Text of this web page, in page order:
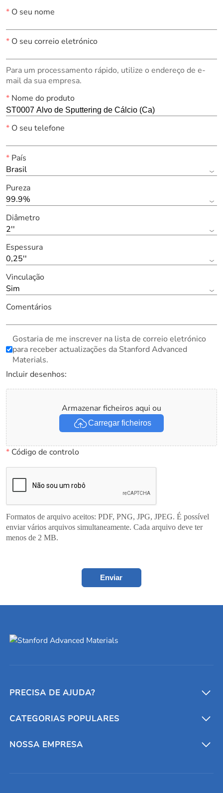
*O seu nome
*O seu correio eletrónico
Para um processamento rápido, utilize o endereço de e-
mail da sua empresa.
*Nome do produto
*O seu telefone
*País
Brasil
Pureza
99.9%
Diâmetro
2''
Espessura
0,25''
Vinculação
Sim
Comentários
Gostaria de me inscrever na lista de correio eletrónico
para receber actualizações da Stanford Advanced
Materials.
Incluir desenhos:
Armazenar ficheiros aqui ou
Carregar ficheiros
*Código de controlo
Formatos de arquivo aceitos: PDF, PNG, JPG, JPEG. É possível
enviar vários arquivos simultaneamente. Cada arquivo deve ter
menos de 2 MB.
Enviar
PRECISA DE AJUDA?
Conversores e calculadoras
Entre em contato conosco
CATEGORIAS POPULARES
Metais refratários
NOSSA EMPRESA